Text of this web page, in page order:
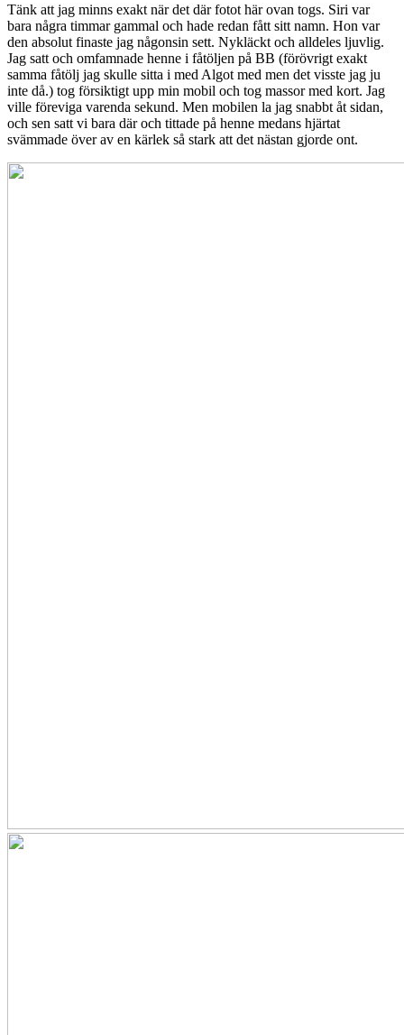
Tänk att jag minns exakt när det där fotot här ovan togs. Siri var
bara några timmar gammal och hade redan fått sitt namn. Hon var
den absolut finaste jag någonsin sett. Nykläckt och alldeles ljuvlig.
Jag satt och omfamnade henne i fåtöljen på BB (förövrigt exakt
samma fåtölj jag skulle sitta i med Algot med men det visste jag ju
inte då.) tog försiktigt upp min mobil och tog massor med kort. Jag
ville föreviga varenda sekund. Men mobilen la jag snabbt åt sidan,
och sen satt vi bara där och tittade på henne medans hjärtat
svämmade över av en kärlek så stark att det nästan gjorde ont.